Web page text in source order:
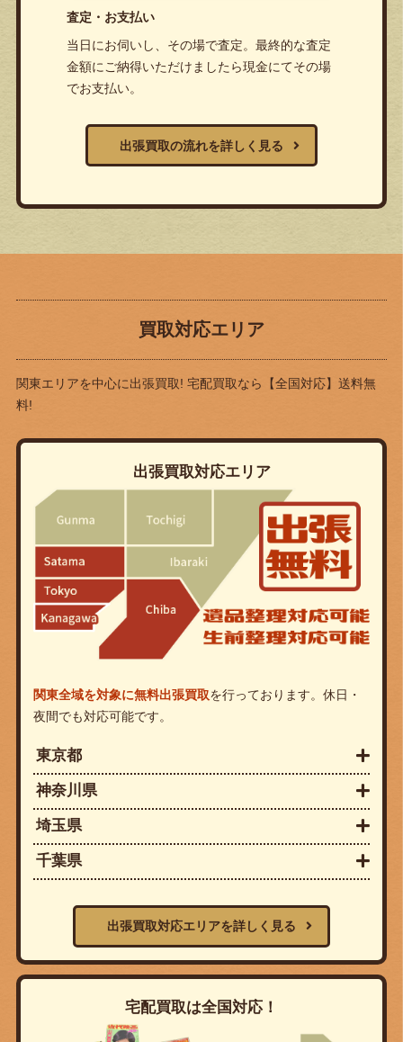
査定・お支払い
当日にお伺いし、その場で査定。最終的な査定
金額にご納得いただけましたら現金にてその場
でお支払い。
出張買取の流れを詳しく見る
買取対応エリア
関東エリアを中心に出張買取! 宅配買取なら
【全国対応】送料無
料!
出張買取対応エリア
関東全域を対象に無料出張買取を行っております。休日・
夜間でも対応可能です。
東京都
神奈川県
埼玉県
千葉県
出張買取対応エリアを詳しく見る
宅配買取は全国対応！